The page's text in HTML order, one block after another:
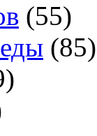
(55)
(85)